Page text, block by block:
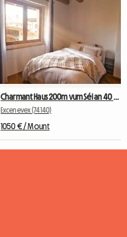
Excenevex (74140)
1050 € / Mount